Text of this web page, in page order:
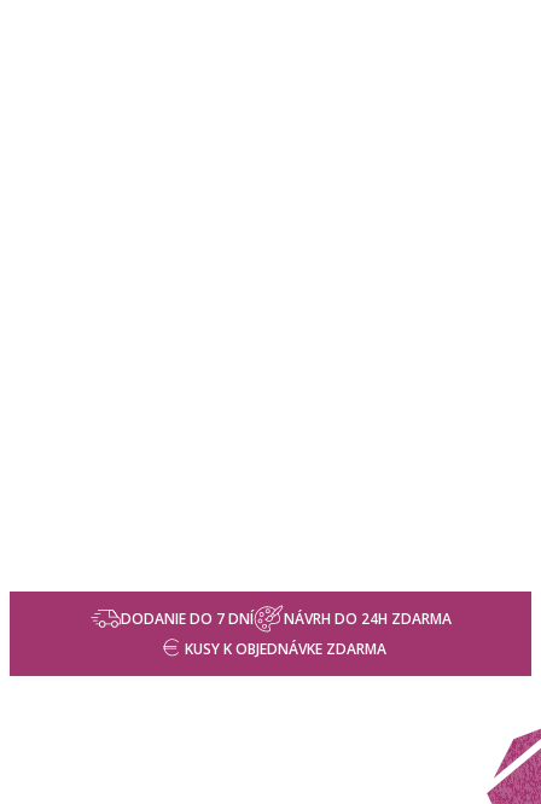
DODANIE DO 7 DNÍ
NÁVRH DO 24H ZDARMA
KUSY K OBJEDNÁVKE ZDARMA